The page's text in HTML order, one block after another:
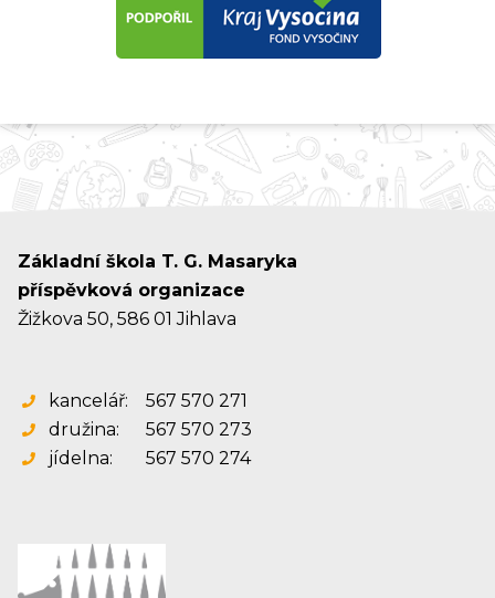
Základní škola T. G. Masaryka
příspěvková organizace
Žižkova 50, 586 01 Jihlava
kancelář:
567 570 271
družina:
567 570 273
jídelna:
567 570 274